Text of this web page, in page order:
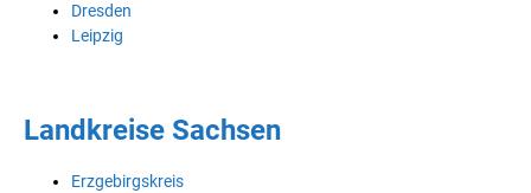
Dresden
Leipzig
Landkreise Sachsen
Erzgebirgskreis